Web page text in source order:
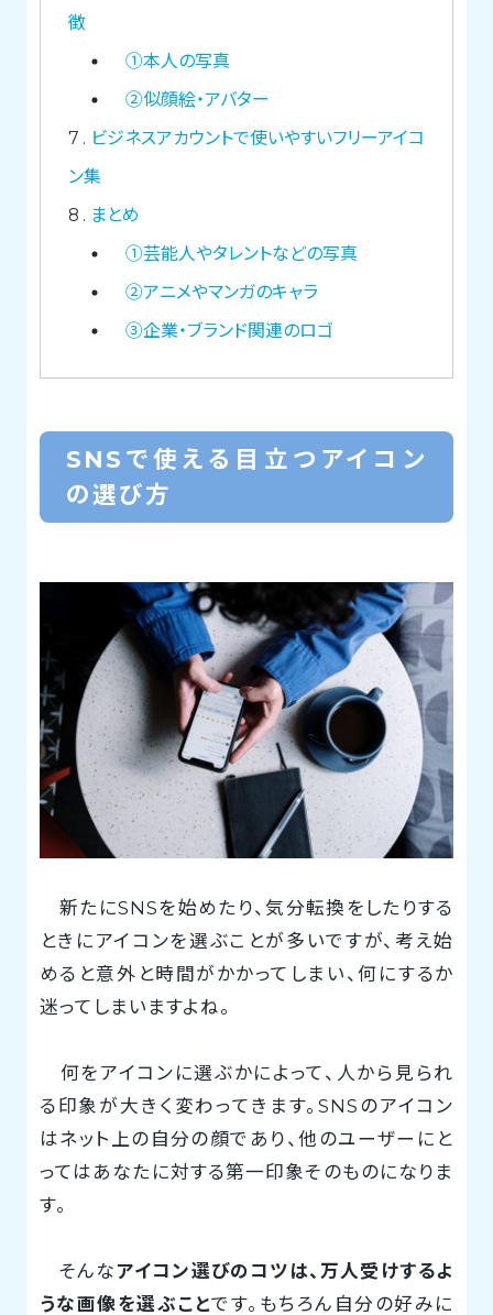
徴
①本人の写真
②似顔絵・アバター
7
ビジネスアカウントで使いやすいフリーアイコ
ン集
8
まとめ
①芸能人やタレントなどの写真
②アニメやマンガのキャラ
③企業・ブランド関連のロゴ
SNSで使える目立つアイコン
の選び方
新たにSNSを始めたり、気分転換をしたりする
ときにアイコンを選ぶことが多いですが、考え始
めると意外と時間がかかってしまい、何にするか
迷ってしまいますよね。
何をアイコンに選ぶかによって、人から見られ
る印象が大きく変わってきます。SNSのアイコン
はネット上の自分の顔であり、他のユーザーにと
ってはあなたに対する第一印象そのものになりま
す。
そんな アイコン選びのコツは、万人受けするよ
うな画像を選ぶことです。もちろん自分の好みに